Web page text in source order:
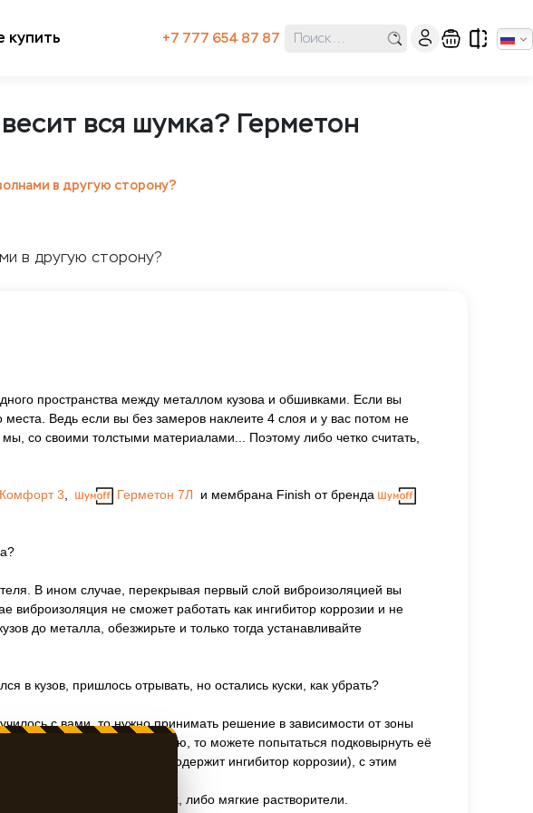
купить +7 777 654 87 87
вся шумка? Герметон
в другую сторону?
пространства между металлом кузова и обшивками. Если вы
места. Ведь если вы без замеров наклеите 4 слоя и у вас потом не
со своими толстыми материалами... Поэтому либо четко считать,
Комфорт 3 Герметон 7Л и мембрана Finish от бренда
В ином случае, перекрывая первый слой виброизоляцией вы
виброизоляция не сможет работать как ингибитор коррозии и не
до металла, обезжирьте и только тогда устанавливайте
в кузов, пришлось отрывать, но остались куски, как убрать?
с вами, то нужно принимать решение в зависимости от зоны
И после установить новую, то можете попытаться подковырнуть её
слоя вибры (который содержит ингибитор коррозии), с этим
в автомагазинах, либо мягкие растворители.